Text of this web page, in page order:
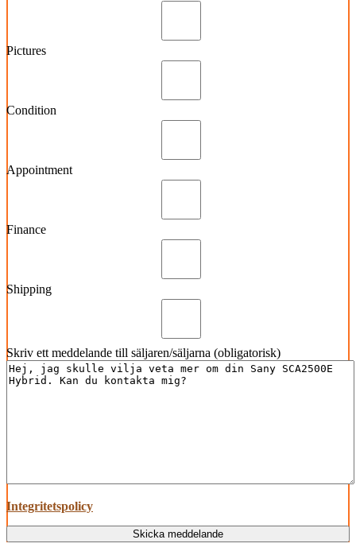
Pictures
Condition
Appointment
Finance
Shipping
Skriv ett meddelande till säljaren/säljarna (obligatorisk)
Integritetspolicy
Skicka meddelande